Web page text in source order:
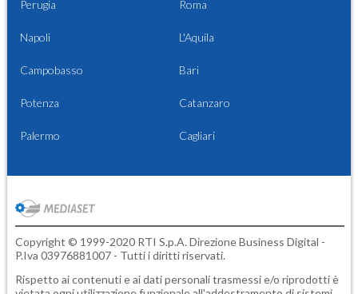
Perugia Roma
Napoli L'Aquila
Campobasso Bari
Potenza Catanzaro
Palermo Cagliari
Copyright © 1999-2020 RTI S.p.A. Direzione Business Digital -
P.Iva 03976881007 - Tutti i diritti riservati.
Rispetto ai contenuti e ai dati personali trasmessi e/o riprodotti è